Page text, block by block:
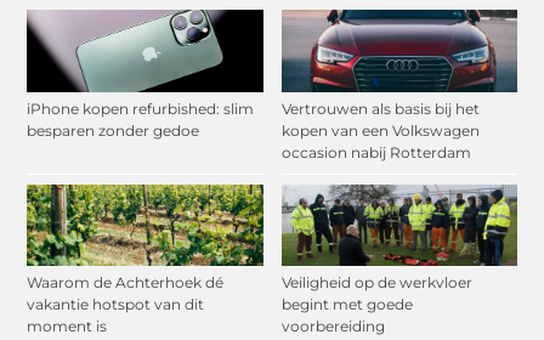
iPhone kopen refurbished: slim
besparen zonder gedoe
Vertrouwen als basis bij het
kopen van een Volkswagen
occasion nabij Rotterdam
Waarom de Achterhoek dé
vakantie hotspot van dit
moment is
Veiligheid op de werkvloer
begint met goede
voorbereiding